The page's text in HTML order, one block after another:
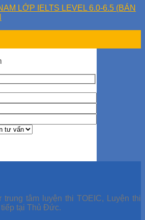
LỚP IELTS LEVEL 6.0-6.5 (BÁN
trung tâm luyện thi TOEIC, Luyện thi
tiếp tại Thủ Đức.